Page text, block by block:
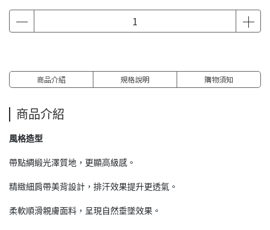
商品介紹 規格說明 購物須知
商品介紹
風格造型
帶點綢緞光澤質地，更顯高級感。
精緻細肩帶美背設計，排汗效果提升更透氣。
柔軟順滑親膚面料，呈現自然垂墜效果。